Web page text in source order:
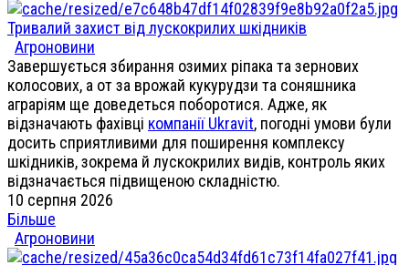
Тривалий захист від лускокрилих шкідників
Агроновини
Завершується збирання озимих ріпака та зернових
колосових, а от за врожай кукурудзи та соняшника
аграріям ще доведеться поборотися. Адже, як
відзначають фахівці компанії Ukravit, погодні умови були
досить сприятливими для поширення комплексу
шкідників, зокрема й лускокрилих видів, контроль яких
відзначається підвищеною складністю.
10 серпня 2026
Більше
Агроновини